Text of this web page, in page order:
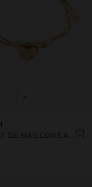
+
BRACELET DE MAILLONS AVEC CŒUR - ACIER INOXYDABLE